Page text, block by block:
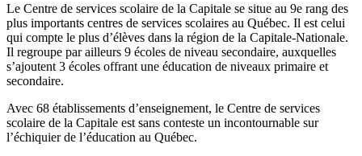
Le Centre de services scolaire de la Capitale se situe au 9e rang des
plus importants centres de services scolaires au Québec. Il est celui
qui compte le plus d’élèves dans la région de la Capitale-Nationale.
Il regroupe par ailleurs 9 écoles de niveau secondaire, auxquelles
s’ajoutent 3 écoles offrant une éducation de niveaux primaire et
secondaire.
Avec 68 établissements d’enseignement, le Centre de services
scolaire de la Capitale est sans conteste un incontournable sur
l’échiquier de l’éducation au Québec.